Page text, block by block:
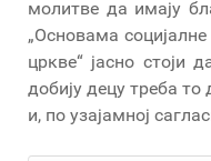
молитве да имају
„Основама
цркве“ јасно стоји
добију децу треба
и, по узајамној